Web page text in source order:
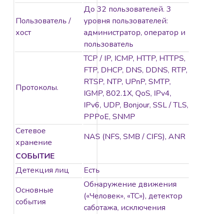
Пользователь /
хост
До 32 пользователей. 3
уровня пользователей:
администратор, оператор и
пользователь
Протоколы.
TCP / IP, ICMP, HTTP, HTTPS,
FTP, DHCP, DNS, DDNS, RTP,
RTSP, NTP, UPnP, SMTP,
IGMP, 802.1X, QoS, IPv4,
IPv6, UDP, Bonjour, SSL / TLS,
PPPoE, SNMP
Сетевое
хранение
NAS (NFS, SMB / CIFS), ANR
СОБЫТИЕ
Детекция лиц
Есть
Основные
события
Обнаружение движения
(«Человек», «ТС»), детектор
саботажа, исключения